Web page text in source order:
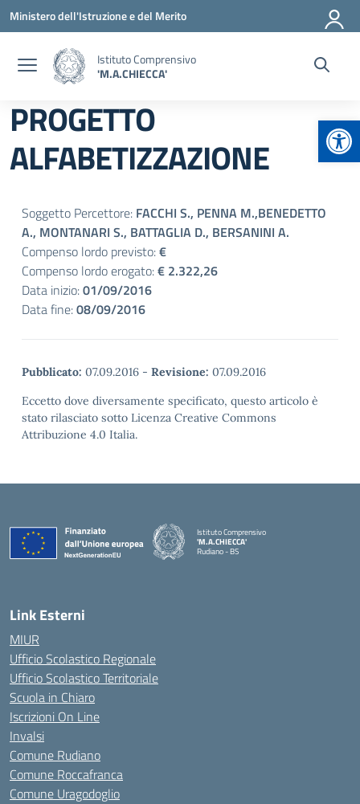
Vai ai contenuti
Vai al menu di navigazione
Vai al footer
Ministero dell'Istruzione e del Merito
Istituto Comprensivo
'M.A.CHIECCA'
PROGETTO
ALFABETIZZAZIONE
Soggetto Percettore: FACCHI S., PENNA M.,BENEDETTO
A., MONTANARI S., BATTAGLIA D., BERSANINI A.
Compenso lordo previsto:€
Compenso lordo erogato:€ 2.322,26
Data inizio:01/09/2016
Data fine:08/09/2016
Pubblicato: 07.09.2016 - Revisione: 07.09.2016
Eccetto dove diversamente specificato, questo articolo è
stato rilasciato sotto Licenza Creative Commons
Attribuzione 4.0 Italia.
Istituto Comprensivo
'M.A.CHIECCA'
Rudiano - BS
Link Esterni
MIUR
Ufficio Scolastico Regionale
Ufficio Scolastico Territoriale
Scuola in Chiaro
Iscrizioni On Line
Invalsi
Comune Rudiano
Comune Roccafranca
Comune Uragodoglio